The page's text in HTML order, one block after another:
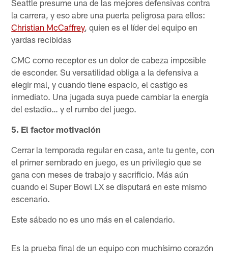
Seattle presume una de las mejores defensivas contra
la carrera, y eso abre una puerta peligrosa para ellos:
Christian McCaffrey, quien es el líder del equipo en
yardas recibidas
CMC como receptor es un dolor de cabeza imposible
de esconder. Su versatilidad obliga a la defensiva a
elegir mal, y cuando tiene espacio, el castigo es
inmediato. Una jugada suya puede cambiar la energía
del estadio… y el rumbo del juego.
5. El factor motivación
Cerrar la temporada regular en casa, ante tu gente, con
el primer sembrado en juego, es un privilegio que se
gana con meses de trabajo y sacrificio. Más aún
cuando el Super Bowl LX se disputará en este mismo
escenario.
Este sábado no es uno más en el calendario.
Es la prueba final de un equipo con muchísimo corazón